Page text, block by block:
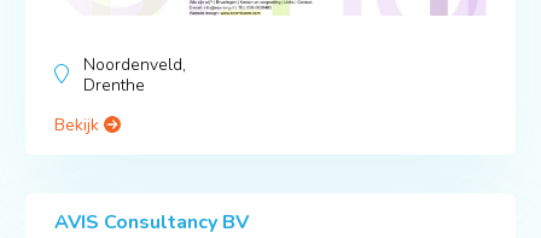
Noordenveld,
Drenthe
Bekijk
AVIS Consultancy BV